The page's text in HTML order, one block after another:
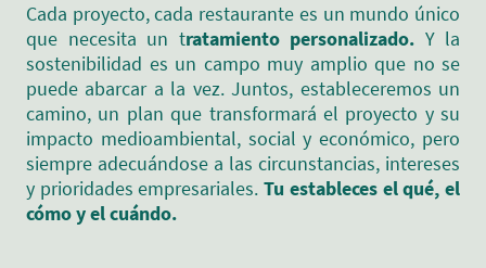
Cada proyecto, cada restaurante es un mundo único
que necesita un tratamiento personalizado. Y la
sostenibilidad es un campo muy amplio que no se
puede abarcar a la vez. Juntos, estableceremos un
camino, un plan que transformará el proyecto y su
impacto medioambiental, social y económico, pero
siempre adecuándose a las circunstancias, intereses
y prioridades empresariales.Tu estableces el qué, el
cómo y el cuándo.